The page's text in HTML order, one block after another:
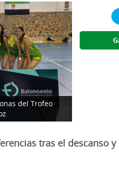
Nacional
Minibasket
de Extremadura
Amistosos
Formación
Clinic
Otras
del Trofeo
tras el descanso